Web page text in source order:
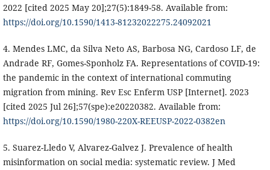
2022 [cited 2025 May 20];27(5):1849-58. Available from:
https://doi.org/10.1590/1413-81232022275.24092021
4. Mendes LMC, da Silva Neto AS, Barbosa NG, Cardoso LF, de
Andrade RF, Gomes-Sponholz FA. Representations of COVID-19:
the pandemic in the context of international commuting
migration from mining. Rev Esc Enferm USP [Internet]. 2023
[cited 2025 Jul 26];57(spe):e20220382. Available from:
https://doi.org/10.1590/1980-220X-REEUSP-2022-0382en
5. Suarez-Lledo V, Alvarez-Galvez J. Prevalence of health
misinformation on social media: systematic review. J Med